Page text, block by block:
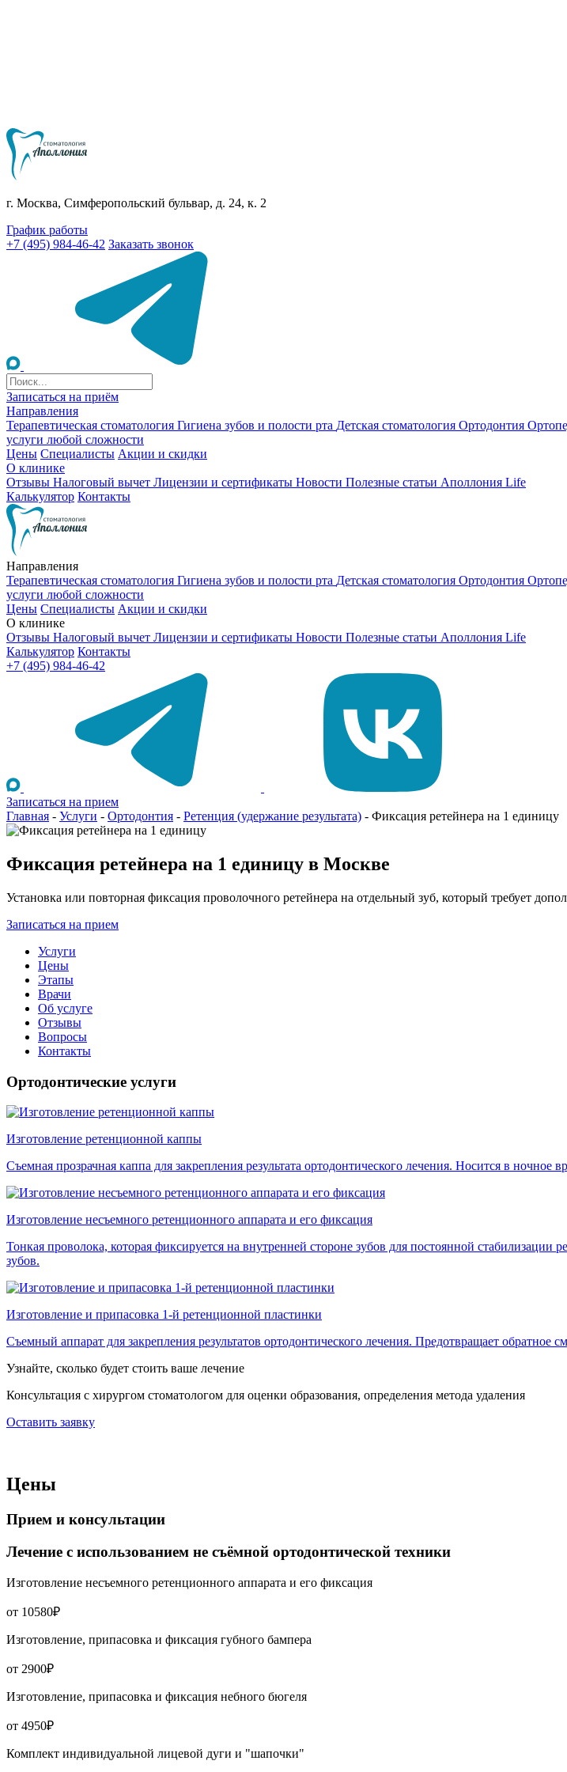
г. Москва, Симферопольский бульвар, д. 24, к. 2
График работы
+7 (495) 984-46-42 Заказать звонок
Записаться на приём
Направления
Терапевтическая стоматология Гигиена зубов и полости рта Детская стоматология Ортодонтия
услуги любой сложности
Цены Специалисты Акции и скидки
О клинике
Отзывы Налоговый вычет Лицензии и сертификаты Новости Полезные статьи Аполлония Life
Калькулятор Контакты
Направления
Терапевтическая стоматология Гигиена зубов и полости рта Детская стоматология Ортодонтия
услуги любой сложности
Цены Специалисты Акции и скидки
О клинике
Отзывы Налоговый вычет Лицензии и сертификаты Новости Полезные статьи Аполлония Life
Калькулятор Контакты
+7 (495) 984-46-42
Записаться на прием
Главная - Услуги - Ортодонтия - Ретенция (удержание результата) - Фиксация ретейнера на 1 единицу
Фиксация ретейнера на 1 единицу в Москве
Установка или повторная фиксация проволочного ретейнера на отдельный зуб, который требует
Записаться на прием
Услуги
Цены
Этапы
Врачи
Об услуге
Отзывы
Вопросы
Контакты
Ортодонтические услуги
Изготовление ретенционной каппы
Съемная прозрачная каппа для закрепления результата ортодонтического лечения. Носится в
Изготовление несъемного ретенционного аппарата и его фиксация
Тонкая проволока, которая фиксируется на внутренней стороне зубов для постоянной
зубов.
Изготовление и припасовка 1-й ретенционной пластинки
Съемный аппарат для закрепления результатов ортодонтического лечения. Предотвращает
Узнайте, сколько будет стоить ваше лечение
Консультация с хирургом стоматологом для оценки образования, определения метода удаления
Оставить заявку
Цены
Прием и консультации
Лечение с использованием не съёмной ортодонтической техники
Изготовление несъемного ретенционного аппарата и его фиксация
от 10580₽
Изготовление, припасовка и фиксация губного бампера
от 2900₽
Изготовление, припасовка и фиксация небного бюгеля
от 4950₽
Комплект индивидуальной лицевой дуги и "шапочки"